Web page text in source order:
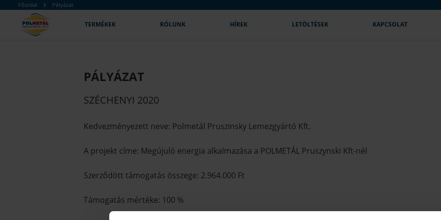
Főoldal Pályázat
TERMÉKEK RÓLUNK HÍREK LETÖLTÉSEK KAPCSOLAT
PÁLYÁZAT
SZÉCHENYI 2020
Kedvezményezett neve: Polmetál Pruszinsky Lemezgyártó Kft.
A projekt címe: Megújuló energia alkalmazása a POLMETÁL Pruszynski Kft-nél
Szerződött támogatás összege: 2.964.000 Ft
Támogatás mértéke: 100 %